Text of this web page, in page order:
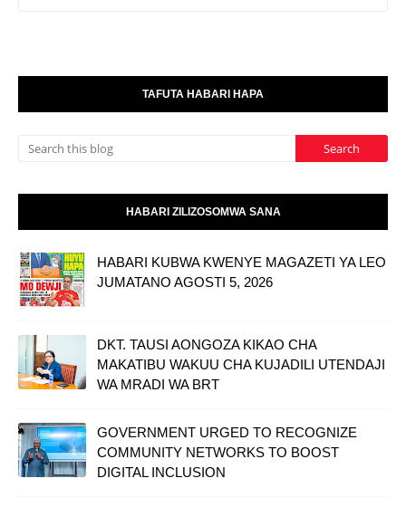
TAFUTA HABARI HAPA
HABARI ZILIZOSOMWA SANA
HABARI KUBWA KWENYE MAGAZETI YA LEO
JUMATANO AGOSTI 5, 2026
DKT. TAUSI AONGOZA KIKAO CHA
MAKATIBU WAKUU CHA KUJADILI UTENDAJI
WA MRADI WA BRT
GOVERNMENT URGED TO RECOGNIZE
COMMUNITY NETWORKS TO BOOST
DIGITAL INCLUSION